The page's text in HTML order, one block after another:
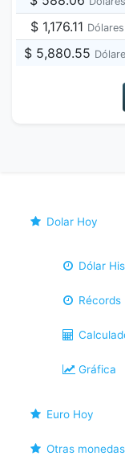
$ 1,176.11 Dólares
$ 5,880.55
Dolar Hoy
Dólar
Récords
Gráfica
Euro Hoy
Otras monedas